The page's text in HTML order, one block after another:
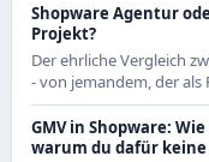
Shopware Agentur
Projekt?
Der ehrliche Vergleich
- von jemandem, der
zusammenarbeitet und
GMV in Shopware:
warum du dafür